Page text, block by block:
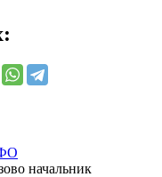
начальник